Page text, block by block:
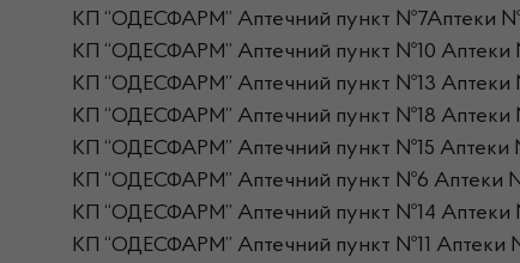
КП “ОДЕСФАРМ” Аптечний пункт №7Аптеки №2
КП “ОДЕСФАРМ” Аптечний пункт №10
КП “ОДЕСФАРМ” Аптечний пункт №13 Аптеки
КП “ОДЕСФАРМ” Аптечний пункт №18
КП “ОДЕСФАРМ” Аптечний пункт №15 Аптеки
КП “ОДЕСФАРМ” Аптечний пункт №6 Аптеки
КП “ОДЕСФАРМ” Аптечний пункт №14 Аптеки
КП “ОДЕСФАРМ” Аптечний пункт №11 Аптеки